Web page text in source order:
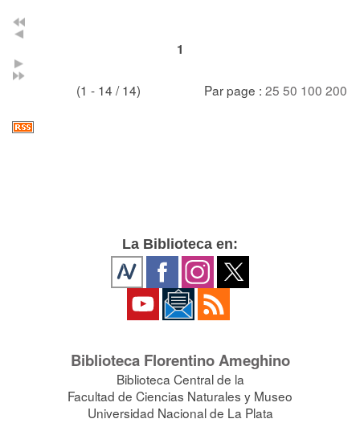
1
(1 - 14 / 14) Par page : 25 50 100 200
La Biblioteca en:
Biblioteca Florentino Ameghino
Biblioteca Central de la
Facultad de Ciencias Naturales y Museo
Universidad Nacional de La Plata